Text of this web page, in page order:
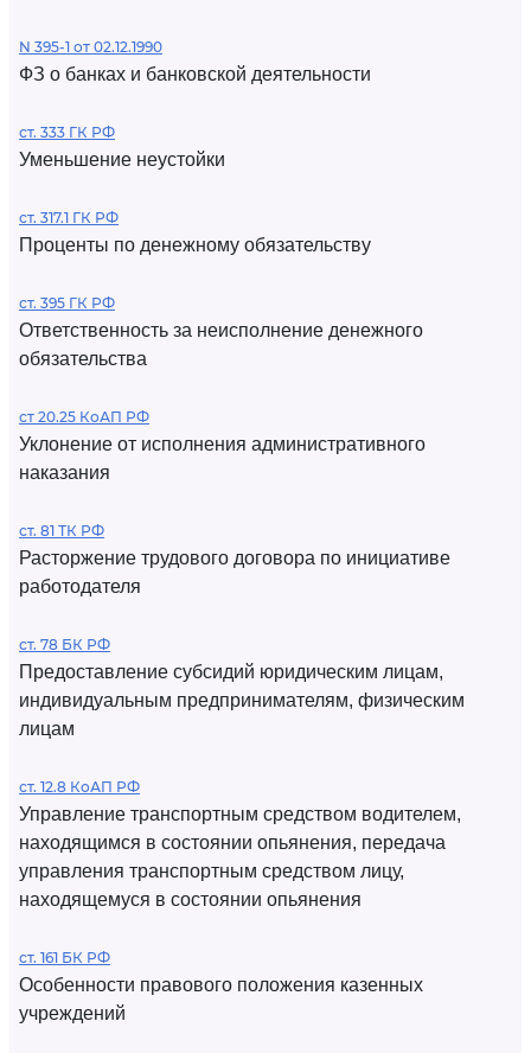
N 395-1 от 02.12.1990
ФЗ о банках и банковской деятельности
ст. 333 ГК РФ
Уменьшение неустойки
ст. 317.1 ГК РФ
Проценты по денежному обязательству
ст. 395 ГК РФ
Ответственность за неисполнение денежного
обязательства
ст 20.25 КоАП РФ
Уклонение от исполнения административного
наказания
ст. 81 ТК РФ
Расторжение трудового договора по инициативе
работодателя
ст. 78 БК РФ
Предоставление субсидий юридическим лицам,
индивидуальным предпринимателям, физическим
лицам
ст. 12.8 КоАП РФ
Управление транспортным средством водителем,
находящимся в состоянии опьянения, передача
управления транспортным средством лицу,
находящемуся в состоянии опьянения
ст. 161 БК РФ
Особенности правового положения казенных
учреждений